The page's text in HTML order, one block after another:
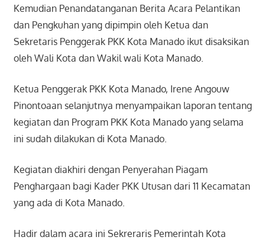
Kemudian Penandatanganan Berita Acara Pelantikan
dan Pengkuhan yang dipimpin oleh Ketua dan
Sekretaris Penggerak PKK Kota Manado ikut disaksikan
oleh Wali Kota dan Wakil wali Kota Manado.
Ketua Penggerak PKK Kota Manado, Irene Angouw
Pinontoaan selanjutnya menyampaikan laporan tentang
kegiatan dan Program PKK Kota Manado yang selama
ini sudah dilakukan di Kota Manado.
Kegiatan diakhiri dengan Penyerahan Piagam
Penghargaan bagi Kader PKK Utusan dari 11 Kecamatan
yang ada di Kota Manado.
Hadir dalam acara ini Sekreraris Pemerintah Kota